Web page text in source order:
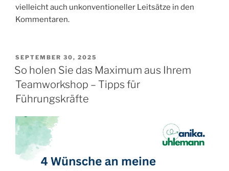
vielleicht auch unkonventioneller Leitsätze in den
Kommentaren.
VERÖFFENTLICHT
AM
SEPTEMBER 30, 2025
So holen Sie das Maximum aus Ihrem
Teamworkshop – Tipps für
Führungskräfte